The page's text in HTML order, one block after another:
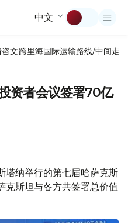
中文
文跨里海国际运输路线/中间走廊
资者会议签署70亿
塔纳举行的第七届哈萨克斯
克斯坦与各方共签署总价值